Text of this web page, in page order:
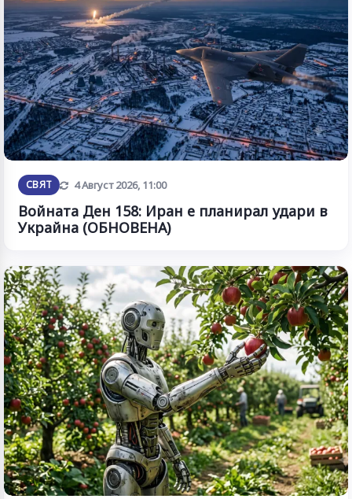
СВЯТ Обновена
4 Август 2026, 11:00
Войната Ден 158: Иран е планирал удари в
Украйна (ОБНОВЕНА)